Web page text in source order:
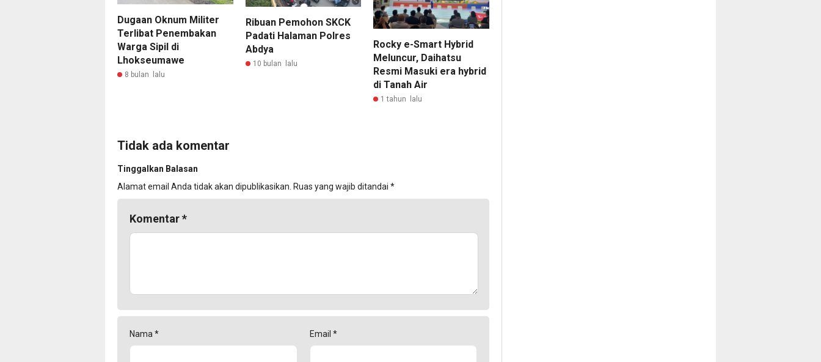
Dugaan Oknum Militer
Terlibat Penembakan
Warga Sipil di
Lhokseumawe
8 bulan lalu
Ribuan Pemohon SKCK
Padati Halaman Polres
Abdya
10 bulan lalu
Rocky e-Smart Hybrid
Meluncur, Daihatsu
Resmi Masuki era hybrid
di Tanah Air
1 tahun lalu
Tidak ada komentar
Tinggalkan Balasan
Alamat email Anda tidak akan dipublikasikan. Ruas yang wajib ditandai *
Komentar*
Nama * Email *